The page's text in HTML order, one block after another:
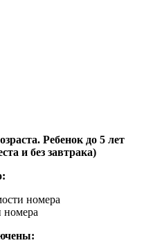
Ребенок до 5 лет
и без завтрака)
номера
номера